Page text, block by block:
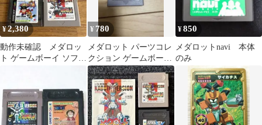
¥2,380
動作未確認 メダロッ
ト ゲームボーイ ソフト
¥ 780
メダロット パーツコレ
クション ゲームボーイ
ソフト
¥850
メダロットnavi 本体
のみ